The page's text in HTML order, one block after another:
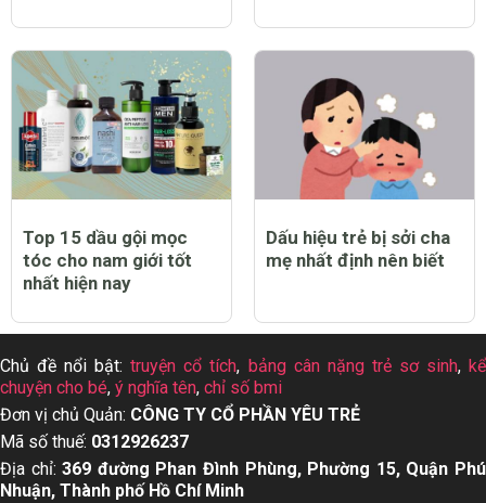
Top 15 dầu gội mọc
tóc cho nam giới tốt
nhất hiện nay
Dấu hiệu trẻ bị sởi cha
mẹ nhất định nên biết
Chủ đề nổi bật:truyện cổ tích, bảng cân nặng trẻ sơ sinh,kể
chuyện cho bé, ý nghĩa tên, chỉ số bmi
Đơn vị chủ Quản: CÔNG TY CỔ PHẦN YÊU TRẺ
Mã số thuế: 0312926237
Địa chỉ:369 đường Phan Đình Phùng, Phường 15, Quận Phú
Nhuận, Thành phố Hồ Chí Minh